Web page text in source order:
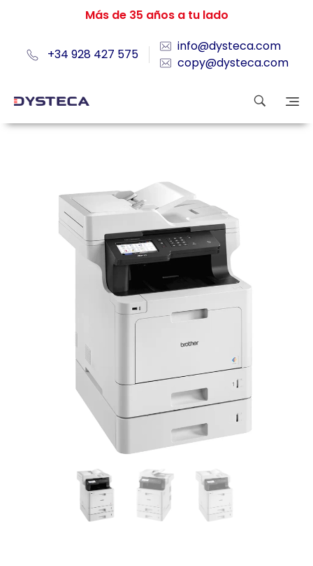
Más de 35 años a tu lado
+34 928 427 575
info@dysteca.com
copy@dysteca.com